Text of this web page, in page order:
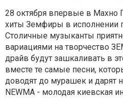
28 октября впервые в Махно
хиты Земфиры в исполнении
Столичные музыканты
вариациями на творчество
драйв будут зашкаливать в
вместе те самые песни,
доводят до мурашек и дарят
NEWMA - молодая киевская